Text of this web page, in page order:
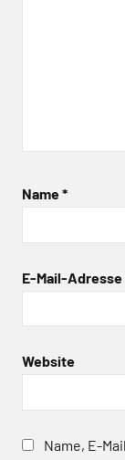
Name*
E-Mail-Adresse
Website
Name, E-